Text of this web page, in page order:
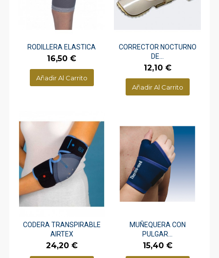
RODILLERA ELASTICA
Precio
16,50 €
Añadir Al Carrito
CORRECTOR NOCTURNO
DE...
Precio
12,10 €
Añadir Al Carrito
CODERA TRANSPIRABLE
AIRTEX
Precio
24,20 €
MUÑEQUERA CON
PULGAR...
Precio
15,40 €